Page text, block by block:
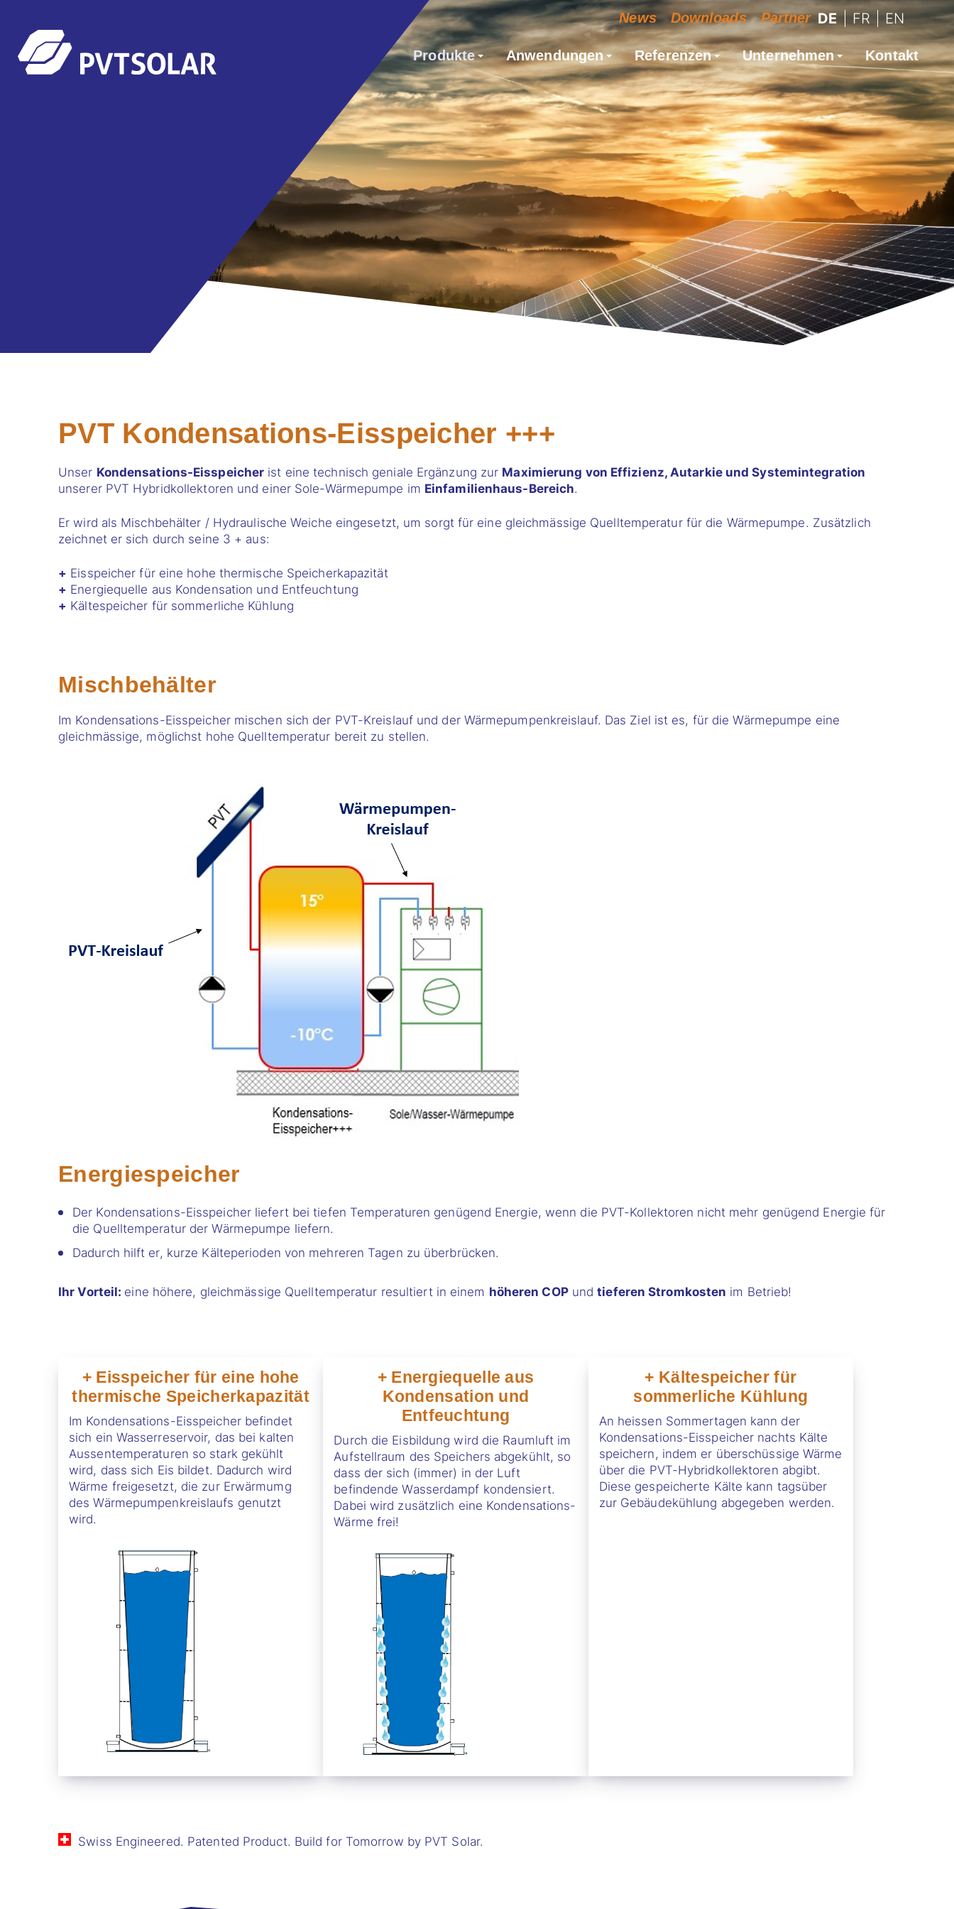
News Downloads Partner DE FR EN
Produkte Anwendungen Referenzen Unternehmen Kontakt
PVT Kondensations-Eisspeicher +++
Unser Kondensations-Eisspeicher ist eine technisch geniale Ergänzung zur Maximierung von Effizienz, Autarkie und Systemintegration
unserer PVT Hybridkollektoren und einer Sole-Wärmepumpe im Einfamilienhaus-Bereich.
Er wird als Mischbehälter / Hydraulische Weiche eingesetzt, um sorgt für eine gleichmässige Quelltemperatur für die Wärmepumpe. Zusätzlich
zeichnet er sich durch seine 3 + aus:
+ Eisspeicher für eine hohe thermische Speicherkapazität
+ Energiequelle aus Kondensation und Entfeuchtung
+ Kältespeicher für sommerliche Kühlung
Mischbehälter
Im Kondensations-Eisspeicher mischen sich der PVT-Kreislauf und der Wärmepumpenkreislauf. Das Ziel ist es, für die Wärmepumpe eine
gleichmässige, möglichst hohe Quelltemperatur bereit zu stellen.
Energiespeicher
Der Kondensations-Eisspeicher liefert bei tiefen Temperaturen genügend Energie, wenn die PVT-Kollektoren nicht mehr genügend Energie für
die Quelltemperatur der Wärmepumpe liefern.
Dadurch hilft er, kurze Kälteperioden von mehreren Tagen zu überbrücken.
Ihr Vorteil: eine höhere, gleichmässige Quelltemperatur resultiert in einem höheren COPundtieferen Stromkosten im Betrieb!
+Eisspeicher für eine hohe
thermische Speicherkapazität
Im Kondensations-Eisspeicher befindet
sich ein Wasserreservoir, das bei kalten
Aussentemperaturen so stark gekühlt
wird, dass sich Eis bildet. Dadurch wird
Wärme freigesetzt, die zur Erwärmumg
des Wärmepumpenkreislaufs genutzt
wird.
+Energiequelle aus
Kondensation und
Entfeuchtung
Durch die Eisbildung wird die Raumluft im
Aufstellraum des Speichers abgekühlt, so
dass der sich (immer) in der Luft
befindende Wasserdampf kondensiert.
Dabei wird zusätzlich eine Kondensations-
Wärme frei!
+ Kältespeicher für
sommerliche Kühlung
An heissen Sommertagen kann der
Kondensations-Eisspeicher nachts Kälte
speichern, indem er überschüssige Wärme
über die PVT-Hybridkollektoren abgibt.
Diese gespeicherte Kälte kann tagsüber
zur Gebäudekühlung abgegeben werden.
Swiss Engineered. Patented Product. Build for Tomorrow by PVT Solar.